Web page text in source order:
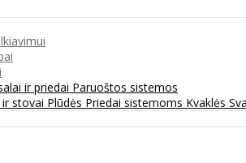
ir priedai Paruoštos sistemos
stovai Plūdės Priedai sistemoms Kvaklės